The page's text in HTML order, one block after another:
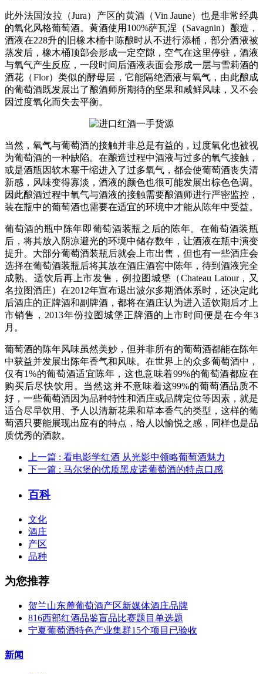
此外法国汝拉（Jura）产区的黄酒（Vin Jaune）也是非常经典
的氧化风格葡萄酒。黄酒使用100%萨瓦涅（Savagnin）酿造，
酒液在228升的旧橡木桶中陈酿时从不进行添桶，部分酒液被
蒸发后，橡木桶顶部会形成一定空隙，空气在这里停驻，酒液
与氧气产生反应，一段时间后酒液表面会形成一层与雪莉酒的
酒花（Flor）类似的酵母层，它能隔绝酒液与氧气，由此酿成
的葡萄酒既发展出了酿酒师所期待的坚果和咸鲜风味，又不会
因过度氧化而失去平衡。
当然，氧气与葡萄酒的接触并非总是有益的，过度氧化也被视
为葡萄酒的一种缺陷。在酿造过程中酒液与过多的氧气接触，
或是酒瓶因软木塞干缩进入了过多氧气，都会使葡萄酒丧失清
新感，风味变得寡淡，酒液的颜色也很可能发展出棕色色调。
因此酿酒过程中氧气与酒液的接触需要酿酒师进行严密监控，
装在瓶中的葡萄酒也需要在适宜的环境中才能从陈年中受益。
葡萄酒的瓶中陈年即葡萄酒装瓶之后的陈年。在葡萄酒装瓶
后，将其放入阴凉避光的环境中储存数年，让酒液在瓶中演变
提升。大部分葡萄酒装瓶后就会上市出售，但也有一些酒庄会
选择在葡萄酒装瓶后将其放在酒庄酒窖中陈年，待到酒液完全
成熟、适饮后再上市发售，例拉图城堡（Chateau Latour，又
名拉图酒庄）在2012年宣布退出波尔多期酒体系时，还决定此
后酒庄的正牌酒和副牌酒，都将在酒庄认为进入适饮期后才上
市销售，2013年份拉图城堡正牌酒的上市时间便是在今年3
月。
葡萄酒的陈年风味虽然美妙，但并非所有的葡萄酒都能在陈年
中获益并发展出陈年香气和风味。在世界上的众多葡萄酒中，
仅有1%的葡萄酒适宜陈年，这也意味着99%的葡萄酒都应在
购买后尽快饮用。当然这并不意味着这99%的葡萄酒品质不
好，一些葡萄酒因为品种特性和酒庄或品牌定位等因素，就是
适合尽早饮用、予人以清新花果和草本香气的类型，这样的葡
萄酒只要能展现出应有的特点，给人以愉悦之感，同样也是品
质优秀的酒款。
上一篇 : 看电影学红酒 从光影中领略葡萄酒魅力
下一篇 : 马尔堡的优质黑皮诺葡萄酒的特点口感
百科
文化
酒庄
产区
品种
为您推荐
贺兰山东麓葡萄酒产区新媒体酒庄品牌
816西部红酒品鉴盲品比赛题目单选题
宁夏葡萄酒特色产业集群15个项目已验收
新闻